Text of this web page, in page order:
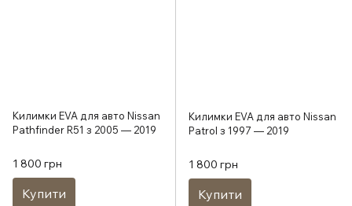
Килимки EVA для авто Nissan
Pathfinder R51 з 2005 — 2019
1 800 грн
Купити
Килимки EVA для авто Nissan
Patrol з 1997 — 2019
1 800 грн
Купити